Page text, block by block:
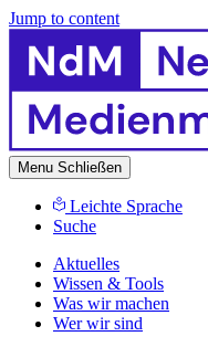
Jump to content
Menu Schließen
Leichte Sprache
Suche
Aktuelles
Wissen & Tools
Was wir machen
Wer wir sind